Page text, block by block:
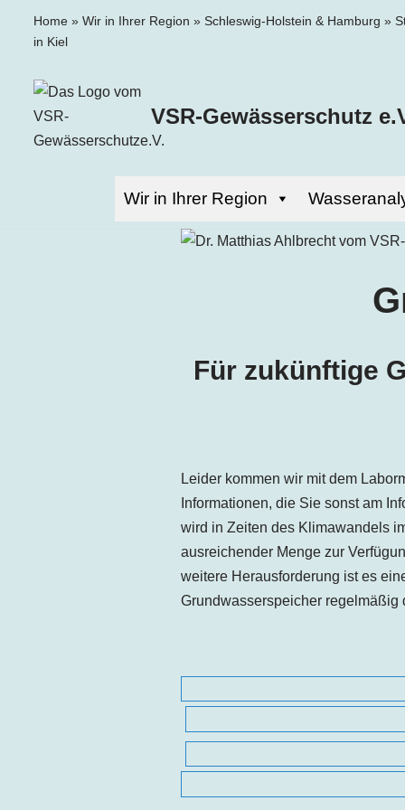
Zum
springen
Home » Wir in Ihrer Region » Schleswig-Holstein & Hamburg »
in Kiel
VSR-Gewässerschutz
Wir in Ihrer Region
Für zukünftige
Leider kommen wir mit dem
Informationen, die Sie sonst am
wird in Zeiten des Klimawandels
ausreichender Menge zur
weitere Herausforderung ist es
Grundwasserspeicher regelmäßig